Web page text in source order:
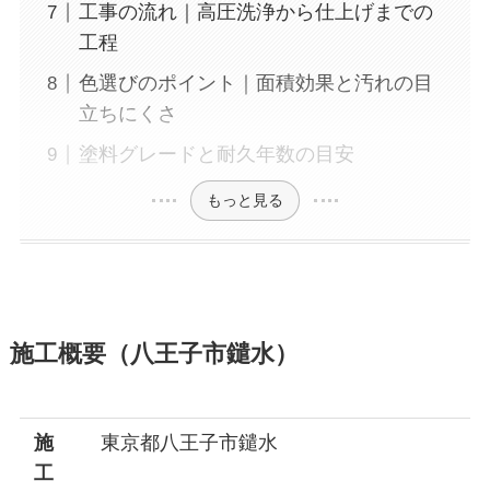
工事の流れ｜高圧洗浄から仕上げまでの
工程
色選びのポイント｜面積効果と汚れの目
立ちにくさ
塗料グレードと耐久年数の目安
もっと見る
施工概要（八王子市鑓水）
施
工
東京都八王子市鑓水